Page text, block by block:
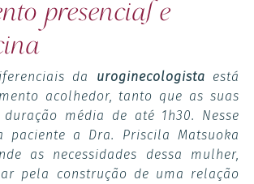
presencial e
da uroginecologista está
acolhedor, tanto que as suas
média de até 1h30. Nesse
paciente a Dra. Priscila Matsuoka
as necessidades dessa mulher,
pela construção de uma relação